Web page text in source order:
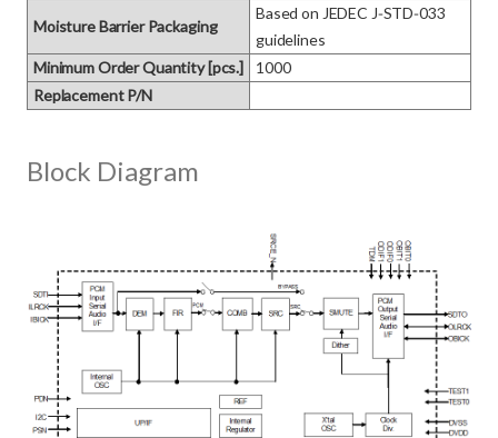
Moisture Barrier Packaging
Based on JEDEC J‑STD‑033
guidelines
Minimum Order Quantity [pcs.]
1000
Replacement P/N
Block Diagram